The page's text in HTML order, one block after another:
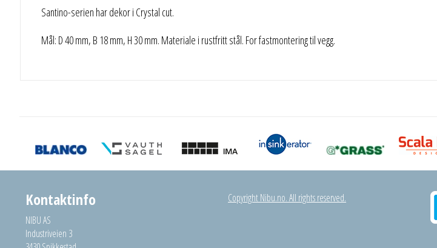
Santino-serien har dekor i Crystal cut.
Mål: D 40 mm, B 18 mm, H 30 mm. Materiale i rustfritt stål. For fastmontering til vegg.
Kontaktinfo
NIBU AS
Industriveien 3
Copyright Nibu.no. All rights reserved.